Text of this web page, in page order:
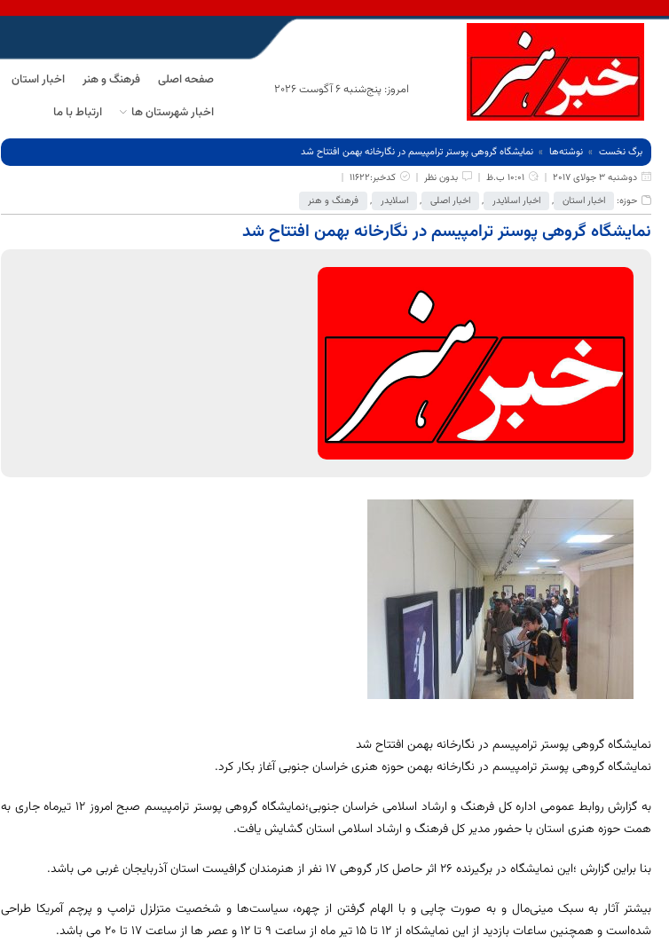
امروز: پنج‌شنبه 6 آگوست 2026
صفحه اصلی فرهنگ و هنر اخبار استان
اخبار شهرستان ها
ارتباط با ما
برگ نخست نوشته‌ها
نمایشگاه گروهی پوستر ترامپیسم در نگارخانه بهمن افتتاح شد
دوشنبه 3 جولای 2017
10:01 ب.ظ بدون نظر
کدخبر:11622
حوزه:
اخبار استان , اخبار اسلایدر , اخبار اصلی , اسلایدر , فرهنگ و هنر
نمایشگاه گروهی پوستر ترامپیسم در نگارخانه بهمن افتتاح شد
نمایشگاه گروهی پوستر ترامپیسم در نگارخانه بهمن افتتاح شد
نمایشگاه گروهی پوستر ترامپیسم در نگارخانه بهمن حوزه هنری خراسان جنوبی آغاز بکار کرد.
به گزارش روابط عمومی اداره کل فرهنگ و ارشاد اسلامی خراسان جنوبی؛نمایشگاه گروهی پوستر ترامپیسم صبح امروز ١٢ تیرماه جاری به
همت حوزه هنری استان با حضور مدیر کل فرهنگ و ارشاد اسلامی استان گشایش یافت.
بنا براین گزارش ؛این نمایشگاه در برگیرنده ٢٦ اثر حاصل کار گروهی ١٧ نفر از هنرمندان گرافیست استان آذربایجان غربی می باشد.
بیشتر آثار به سبک مینی‌مال و به صورت چاپی و با الهام گرفتن از چهره، سیاست‌ها و شخصیت متزلزل ترامپ و پرچم آمریکا طراحی
شده‌است و همچنین ساعات بازدید از این نمایشکاه از ١٢ تا ١٥ تیر ماه از ساعت ٩ تا ١٢ و عصر ها از ساعت ١٧ تا ٢٠ می باشد.